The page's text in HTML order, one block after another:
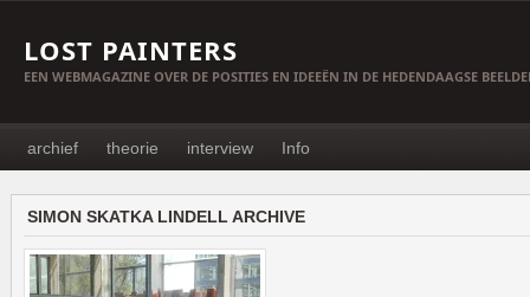
LOST PAINTERS
EEN WEBMAGAZINE OVER DE POSITIES EN IDEEËN IN DE HEDENDAAGSE
archief theorie interview Info
SIMON SKATKA LINDELL ARCHIVE